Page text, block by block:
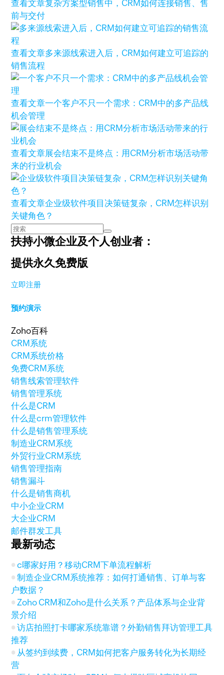
查看文章复杂方案型销售中，CRM如何连接销售、售
前与交付
查看文章多来源线索进入后，CRM如何建立可追踪的
销售流程
查看文章一个客户不只一个需求：CRM中的多产品线
机会管理
查看文章展会结束不是终点：用CRM分析市场活动带
来的行业机会
查看文章企业级软件项目决策链复杂，CRM怎样识别
关键角色？
扶持小微企业及个人创业者：
提供永久免费版
立即注册
预约演示
Zoho百科
CRM系统
CRM系统价格
免费CRM系统
销售线索管理软件
销售管理系统
什么是CRM
什么是crm管理软件
什么是销售管理系统
制造业CRM系统
外贸行业CRM系统
销售管理指南
销售漏斗
什么是销售商机
中小企业CRM
大企业CRM
邮件群发工具
最新动态
c哪家好用？移动CRM下单流程解析
制造企业CRM系统推荐：如何打通销售、订单与客
户数据？
Zoho CRM和Zoho是什么关系？产品体系与企业背
景介绍
访店拍照打卡哪家系统靠谱？外勤销售拜访管理工具
推荐
从签约到续费，CRM如何把客户服务转化为长期经
营